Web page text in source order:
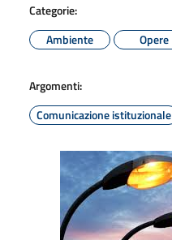
Categorie:
Ambiente
Opere
Argomenti:
Comunicazione istituzionale